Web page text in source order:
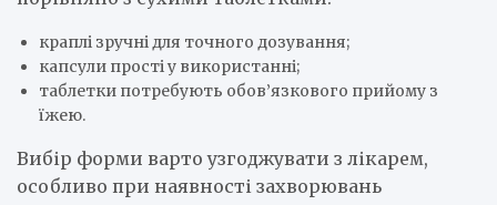
краплі зручні для точного дозування;
капсули прості у використанні;
таблетки потребують обов’язкового прийому з
їжею.
Вибір форми варто узгоджувати з лікарем,
особливо при наявності захворювань